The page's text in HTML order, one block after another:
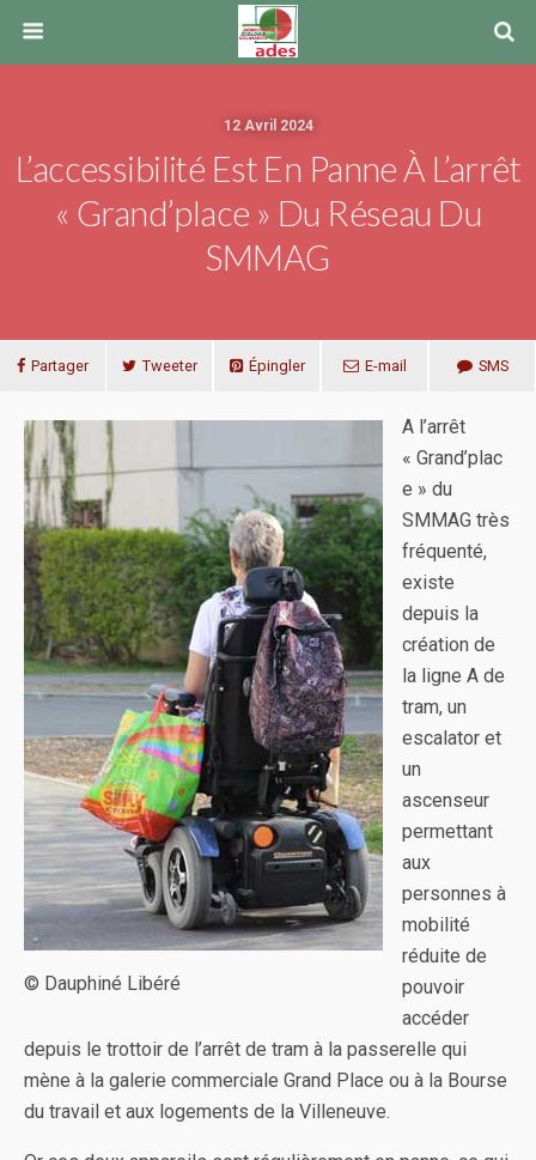
12 Avril 2024
L’accessibilité Est En Panne À L’arrêt
« Grand’place » Du Réseau Du
SMMAG
Partager Tweeter Épingler E-mail SMS
© Dauphiné Libéré
A l’arrêt
« Grand’plac
e » du
SMMAG très
fréquenté,
existe
depuis la
création de
la ligne A de
tram, un
escalator et
un
ascenseur
permettant
aux
personnes à
mobilité
réduite de
pouvoir
accéder
depuis le trottoir de l’arrêt de tram à la passerelle qui
mène à la galerie commerciale Grand Place ou à la Bourse
du travail et aux logements de la Villeneuve.